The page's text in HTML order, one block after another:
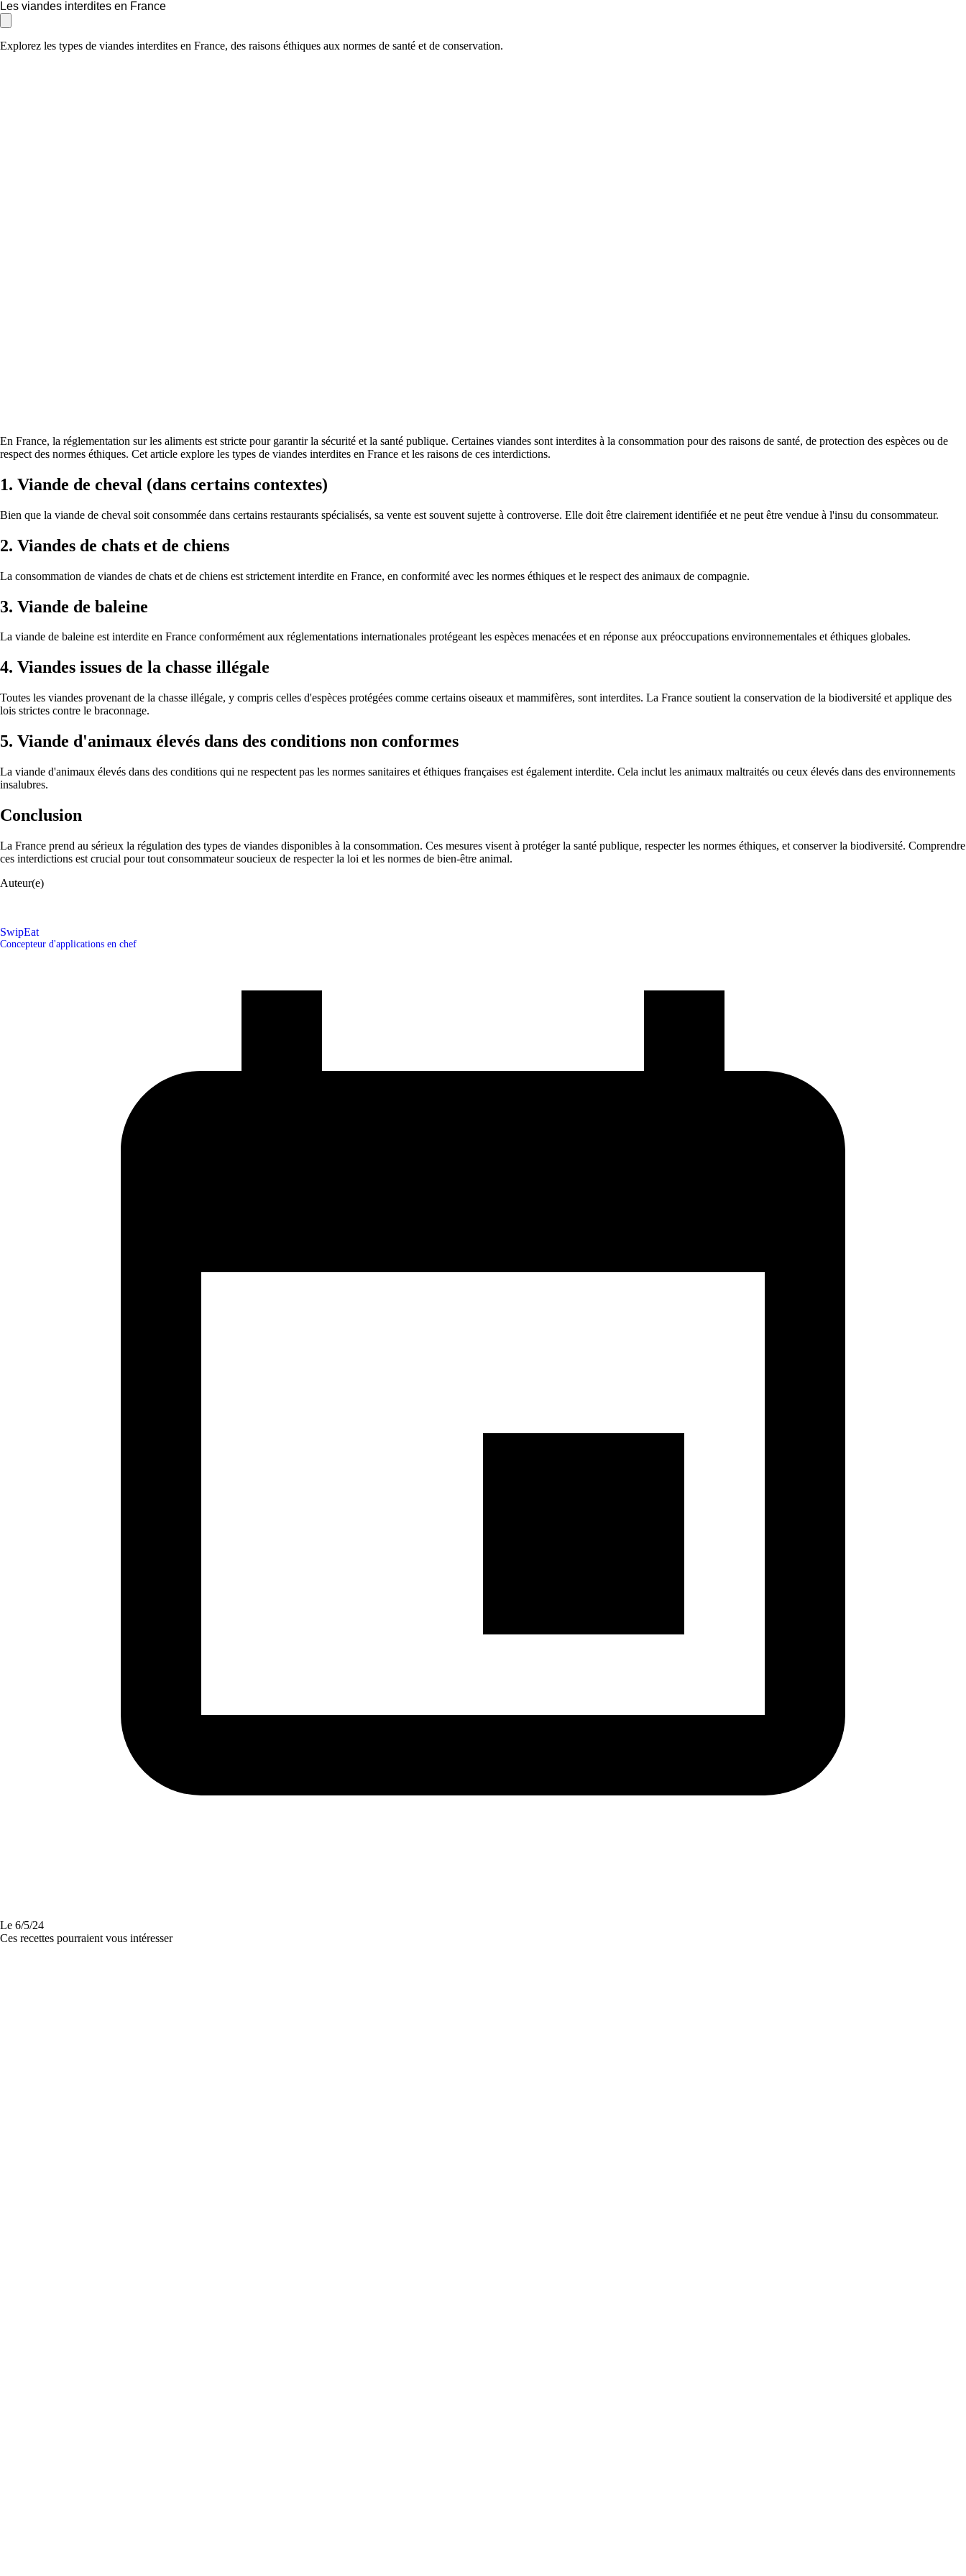
Les viandes interdites en France
Explorez les types de viandes interdites en France, des raisons éthiques aux normes de santé et de conservation.
En France, la réglementation sur les aliments est stricte pour garantir la sécurité et la santé publique. Certaines viandes sont interdites à la consommation pour des raisons de santé, de protection des espèces ou de
respect des normes éthiques. Cet article explore les types de viandes interdites en France et les raisons de ces interdictions.
1. Viande de cheval (dans certains contextes)
Bien que la viande de cheval soit consommée dans certains restaurants spécialisés, sa vente est souvent sujette à controverse. Elle doit être clairement identifiée et ne peut être vendue à l'insu du consommateur.
2. Viandes de chats et de chiens
La consommation de viandes de chats et de chiens est strictement interdite en France, en conformité avec les normes éthiques et le respect des animaux de compagnie.
3. Viande de baleine
La viande de baleine est interdite en France conformément aux réglementations internationales protégeant les espèces menacées et en réponse aux préoccupations environnementales et éthiques globales.
4. Viandes issues de la chasse illégale
Toutes les viandes provenant de la chasse illégale, y compris celles d'espèces protégées comme certains oiseaux et mammifères, sont interdites. La France soutient la conservation de la biodiversité et applique des
lois strictes contre le braconnage.
5. Viande d'animaux élevés dans des conditions non conformes
La viande d'animaux élevés dans des conditions qui ne respectent pas les normes sanitaires et éthiques françaises est également interdite. Cela inclut les animaux maltraités ou ceux élevés dans des environnements
insalubres.
Conclusion
La France prend au sérieux la régulation des types de viandes disponibles à la consommation. Ces mesures visent à protéger la santé publique, respecter les normes éthiques, et conserver la biodiversité. Comprendre
ces interdictions est crucial pour tout consommateur soucieux de respecter la loi et les normes de bien-être animal.
Auteur(e)
SwipEat
Concepteur d'applications en chef
Le 6/5/24
Ces recettes pourraient vous intéresser